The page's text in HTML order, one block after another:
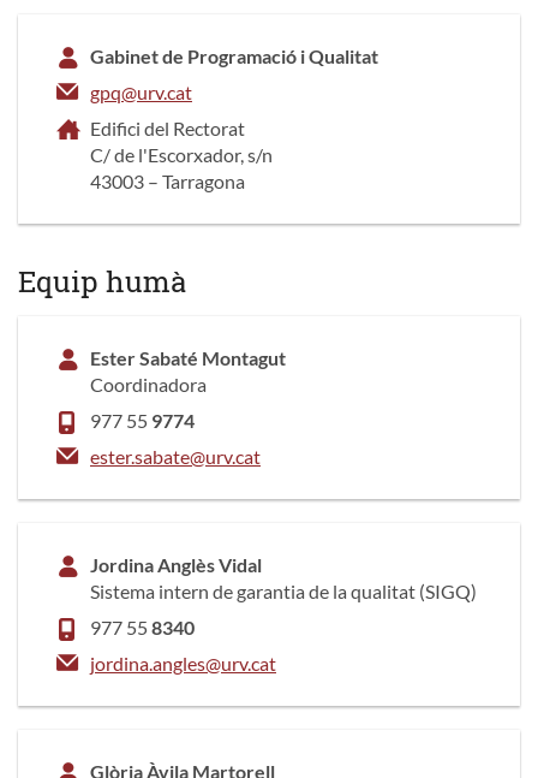
Gabinet de Programació i Qualitat
gpq@urv.cat
Edifici del Rectorat
C/ de l'Escorxador, s/n
43003 – Tarragona
Equip humà
Ester Sabaté Montagut
Coordinadora
977 55 9774
ester.sabate@urv.cat
Jordina Anglès Vidal
Sistema intern de garantia de la qualitat (SIGQ)
977 558340
jordina.angles@urv.cat
Glòria Àvila Martorell